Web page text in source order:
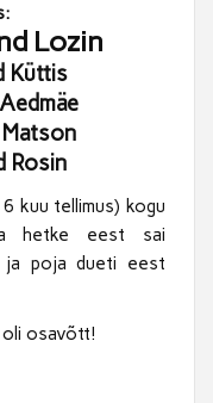
Lozin
Küttis
Rosin
6 kuu tellimus) kogu
hetke eest sai
ja poja dueti eest
oli osavõtt!